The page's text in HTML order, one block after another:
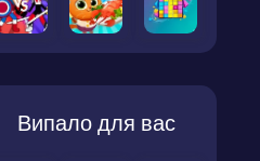
Випало для вас